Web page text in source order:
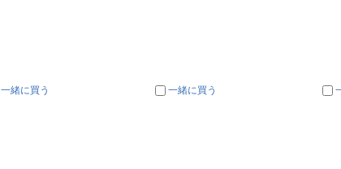
一緒に買う 一緒に買う